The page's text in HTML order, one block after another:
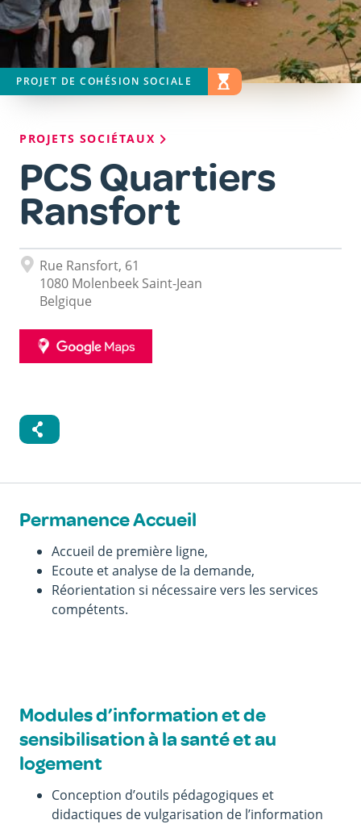
Fil
d'Ariane
PROJETS SOCIÉTAUX
PCS Quartiers
Ransfort
Adresse
Rue Ransfort, 61
1080 Molenbeek Saint-Jean
Belgique
GOOGLE
PROJET DE COHÉSION SOCIALE STATUT DU PROJET
EN COURS
Permanence Accueil
Accueil de première ligne,
Ecoute et analyse de la demande,
Réorientation si nécessaire vers les services
compétents.
Modules d’information et de
sensibilisation à la santé et au
logement
Conception d’outils pédagogiques et
didactiques de vulgarisation de l’information